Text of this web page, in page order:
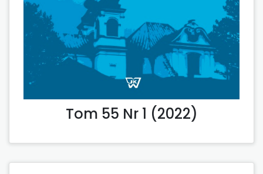
Tom 55 Nr 1 (2022)